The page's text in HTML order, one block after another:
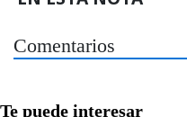
Comentarios